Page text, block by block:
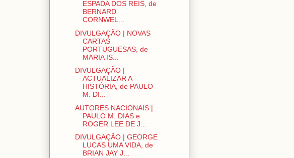
ESPADA DOS REIS, de
BERNARD
CORNWEL...
DIVULGAÇÃO | NOVAS
CARTAS
PORTUGUESAS, de
MARIA IS...
DIVULGAÇÃO |
ACTUALIZAR A
HISTÓRIA, de PAULO
M. DI...
AUTORES NACIONAIS |
PAULO M. DIAS e
ROGER LEE DE J...
DIVULGAÇÃO | GEORGE
LUCAS UMA VIDA, de
BRIAN JAY J...